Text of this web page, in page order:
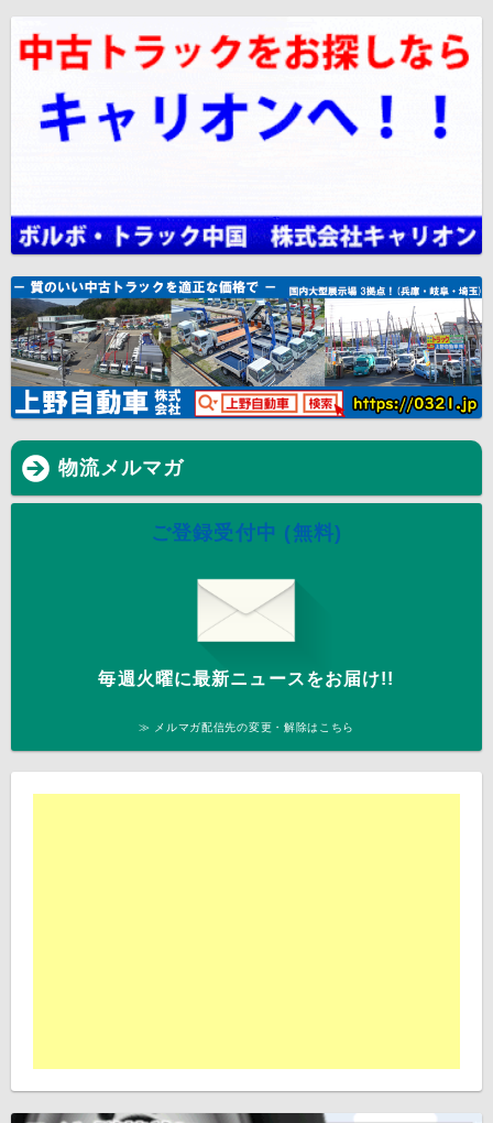
物流メルマガ
ご登録受付中 (無料)
毎週火曜に最新ニュースをお届け!!
≫ メルマガ配信先の変更・解除はこちら